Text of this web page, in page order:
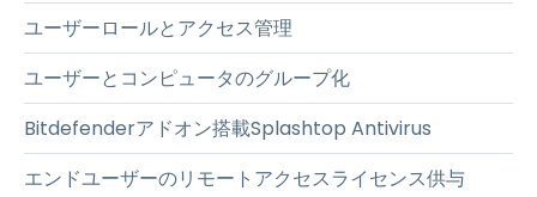
ユーザーロールとアクセス管理
ユーザーとコンピュータのグループ化
Bitdefenderアドオン搭載Splashtop Antivirus
エンドユーザーのリモートアクセスライセンス供与